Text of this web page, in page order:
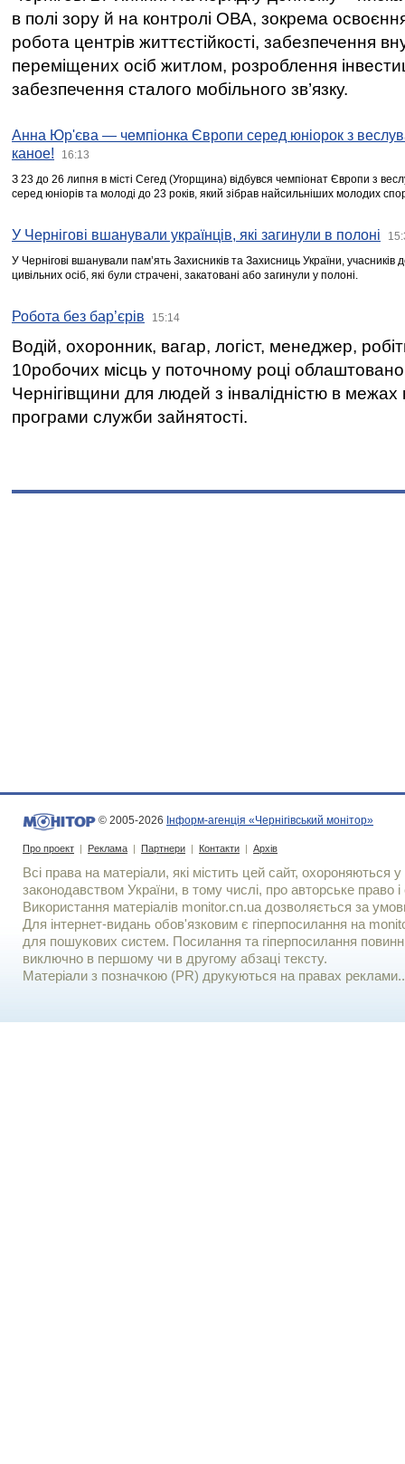
в полі зору й на контролі ОВА, зокрема освоєння
робота центрів життєстійкості, забезпечення
переміщених осіб житлом, розроблення
забезпечення сталого мобільного зв’язку.
Анна Юр'єва — чемпіонка Європи серед юніорок з
каное!
16:13
З 23 до 26 липня в місті Сегед (Угорщина) відбувся чемпіонат Європи з
серед юніорів та молоді до 23 років, який зібрав найсильніших молодих
У Чернігові вшанували українців, які загинули в полоні
У Чернігові вшанували пам’ять Захисників та Захисниць України,
цивільних осіб, які були страчені, закатовані або загинули у полоні.
Робота без бар’єрів 15:14
Водій, охоронник, вагар, логіст, менеджер,
10робочих місць у поточному році
Чернігівщини для людей з інвалідністю в межах
програми служби зайнятості.
© 2005-2026 Інформ-агенція «Чернігівський монітор»
Про проект | Реклама | Партнери | Контакти | Архів
Всі права на матеріали, які містить цей сайт, охороняються у
законодавством України, в тому числі, про авторське право і
Використання матерiалiв monitor.cn.ua дозволяється за
Для iнтернет-видань обов'язковим є гiперпосилання на
для пошукових систем. Посилання та гіперпосилання
виключно в першому чи в другому абзаці тексту.
Матеріали з позначкою (PR) друкуються на правах реклами..